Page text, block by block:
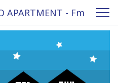
APARTMENT - Fm